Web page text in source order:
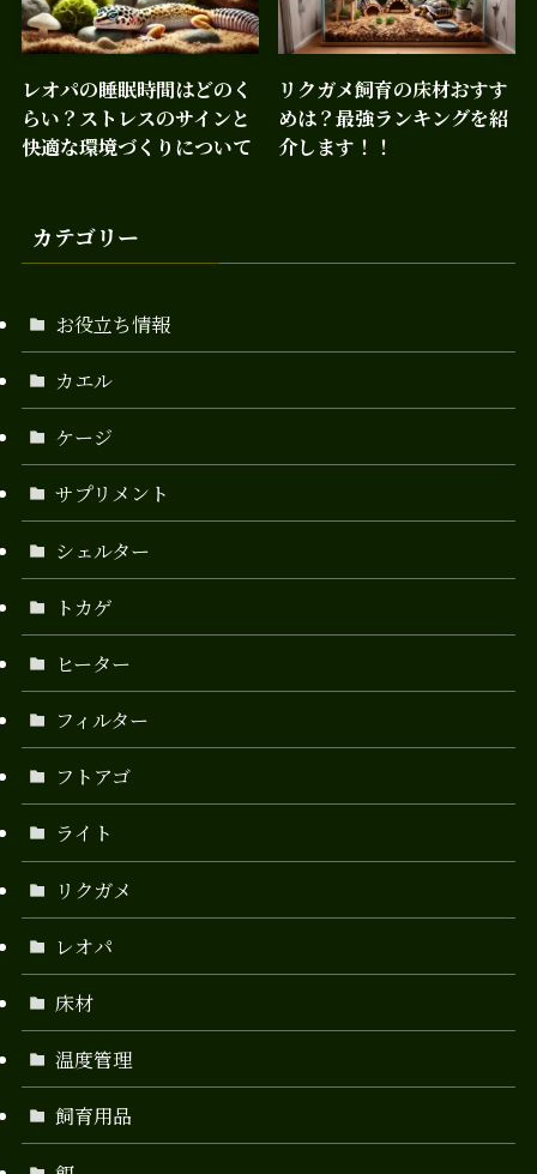
レオパの睡眠時間はどのく
らい？ストレスのサインと
快適な環境づくりについて
リクガメ飼育の床材おすす
めは？最強ランキングを紹
介します！！
カテゴリー
お役立ち情報
カエル
ケージ
サプリメント
シェルター
トカゲ
ヒーター
フィルター
フトアゴ
ライト
リクガメ
レオパ
床材
温度管理
飼育用品